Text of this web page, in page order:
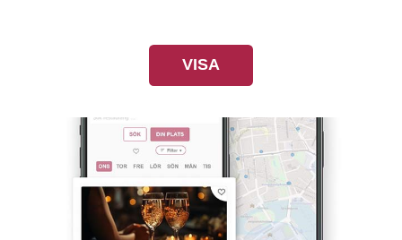
VISA